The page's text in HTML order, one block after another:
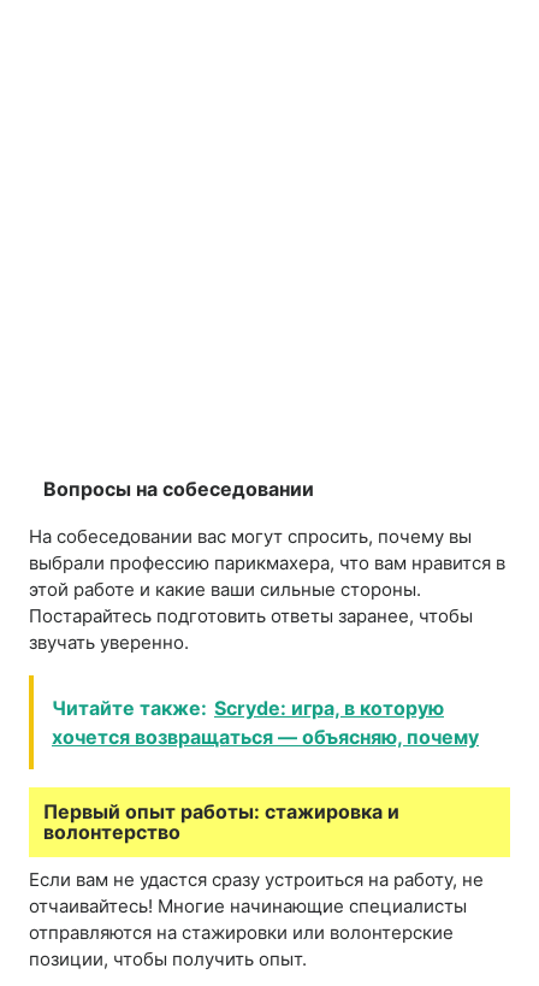
Вопросы на собеседовании
На собеседовании вас могут спросить, почему вы
выбрали профессию парикмахера, что вам нравится в
этой работе и какие ваши сильные стороны.
Постарайтесь подготовить ответы заранее, чтобы
звучать уверенно.
Читайте также: Scryde: игра, в которую
хочется возвращаться — объясняю, почему
Первый опыт работы: стажировка и
волонтерство
Если вам не удастся сразу устроиться на работу, не
отчаивайтесь! Многие начинающие специалисты
отправляются на стажировки или волонтерские
позиции, чтобы получить опыт.